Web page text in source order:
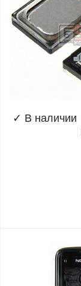
✓ В наличии